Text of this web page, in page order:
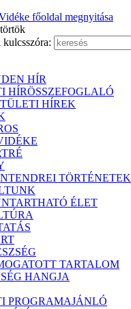
kulcsszóra:
HÍR
HÍRÖSSZEFOGLALÓ
HÍREK
TÖRTÉNETEK
ÉLET
TARTALOM
HANGJA
PROGRAMAJÁNLÓ